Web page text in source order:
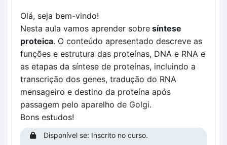
Olá, seja bem-vindo!
Nesta aula vamos aprender sobre síntese
proteica. O conteúdo apresentado descreve as
funções e estrutura das proteínas, DNA e RNA e
as etapas da síntese de proteínas, incluindo a
transcrição dos genes, tradução do RNA
mensageiro e destino da proteína após
passagem pelo aparelho de Golgi.
Bons estudos!
Disponível se: Inscrito no curso.